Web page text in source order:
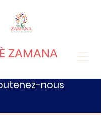
ZAMANA
nous